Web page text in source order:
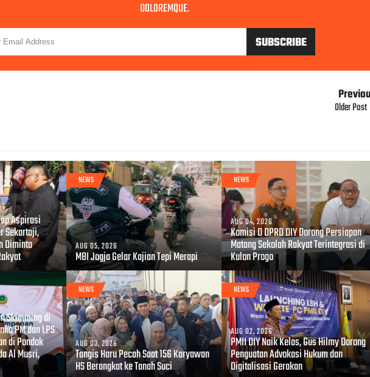
DOLOREMQUE.
Older Post
Aspirasi
Sekartaji,
Diminta
NEWS
AUG 05, 2026
MBI Jogja Gelar Kajian Tepi Merapi
NEWS
AUG 04, 2026
Komisi D DPRD DIY Dorong Persiapan
Matang Sekolah Rakyat Terintegrasi di
Kulon Progo
Skimming di
PM dan LPS
di Pondok
Al Musri,
NEWS
AUG 03, 2026
Tangis Haru Pecah Saat 156 Karyawan
HS Berangkat ke Tanah Suci
NEWS
AUG 02, 2026
PMII DIY Naik Kelas, Gus Hilmy Dorong
Penguatan Advokasi Hukum dan
Digitalisasi Gerakan